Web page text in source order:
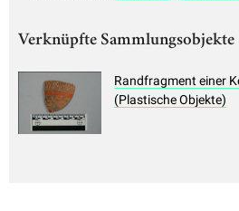
Verknüpfte Sammlungsobjekte
Randfragment einer
(Plastische Objekte)